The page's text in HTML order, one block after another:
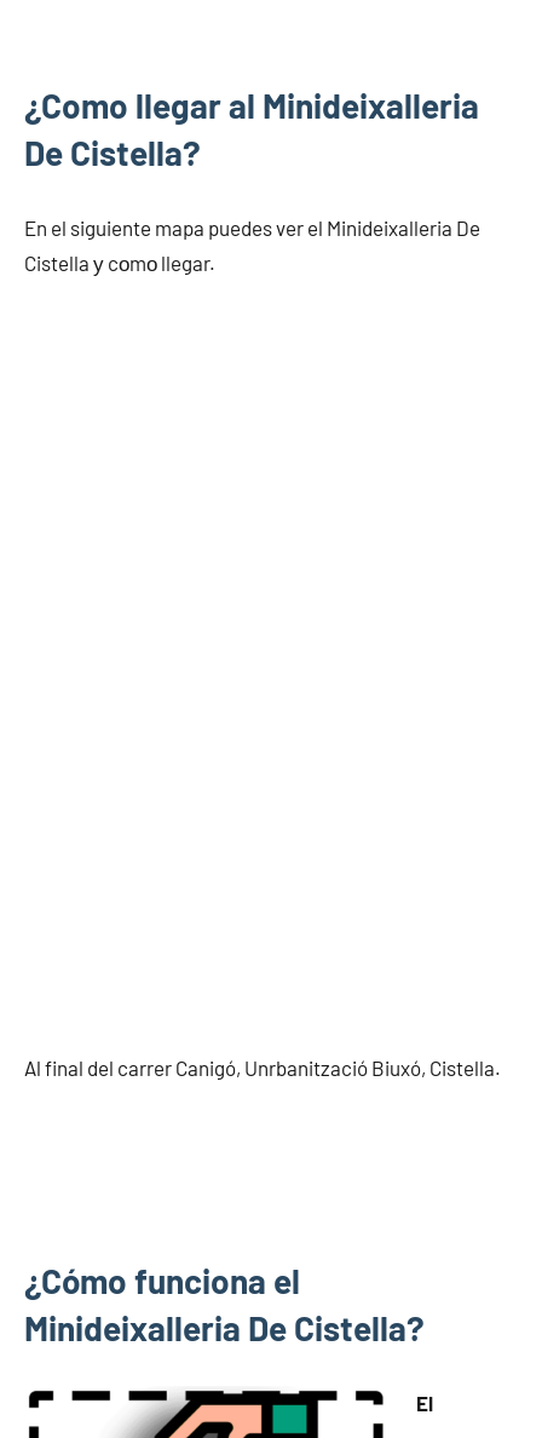
¿Como llegar al Minideixalleria
De Cistella?
En el siguiente mapa puedes ver el Minideixalleria De
Cistella у cοmο llegar.
Al final del carrer Canigó, Unrbanització Biuxó, Cistella.
¿Cómo funciona el
Minideixalleria De Cistella?
El